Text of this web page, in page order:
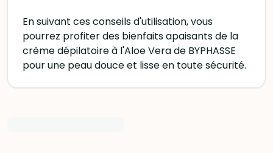
En suivant ces conseils d'utilisation, vous
pourrez profiter des bienfaits apaisants de la
crème dépilatoire à l'Aloe Vera de BYPHASSE
pour une peau douce et lisse en toute sécurité.